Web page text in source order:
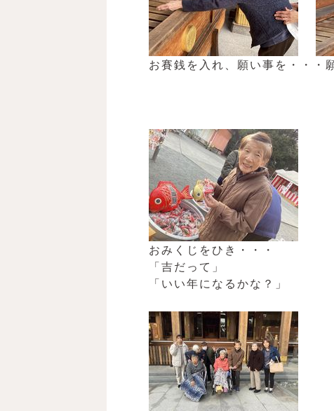
お賽銭を入れ、願い事を・・・
おみくじをひき・・・
「吉だって」
「いい年になるかな？」